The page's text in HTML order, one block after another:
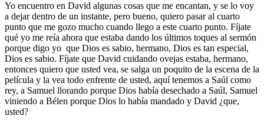
Yo encuentro en David algunas cosas que me encantan, y se lo voy
a dejar dentro de un instante, pero bueno, quiero pasar al cuarto
punto que me gozo mucho cuando llego a este cuarto punto. Fíjate
qué yo me reía ahora que estaba dando los últimos toques al sermón
porque digo yo que Dios es sabio, hermano, Dios es tan especial,
Dios es sabio. Fíjate que David cuidando ovejas estaba, hermano,
entonces quiero que usted vea, se salga un poquito de la escena de la
película y la vea todo enfrente de usted, aquí tenemos a Saúl como
rey, a Samuel llorando porque Dios había desechado a Saúl, Samuel
viniendo a Bélen porque Dios lo había mandado y David ¿que,
usted?